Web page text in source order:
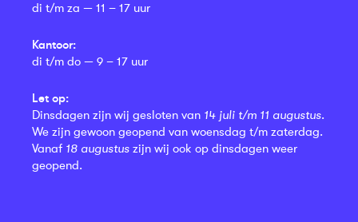
di t/m za — 11 – 17 uur
Kantoor:
di t/m do — 9 – 17 uur
Let op:
Dinsdagen zijn wij gesloten van 14 juli t/m 11 augustus.
We zijn gewoon geopend van woensdag t/m zaterdag.
Vanaf 18 augustus zijn wij ook op dinsdagen weer
geopend.